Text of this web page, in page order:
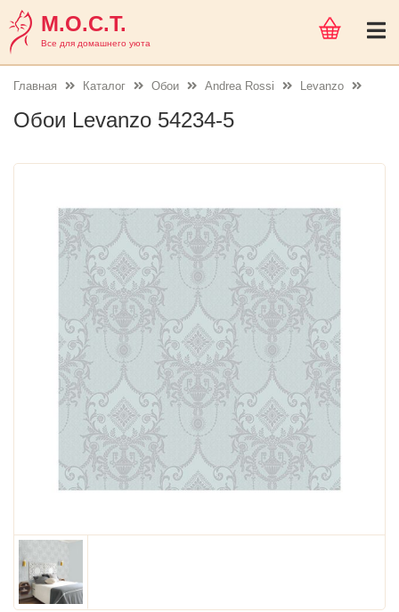
М.О.С.Т.
Все для домашнего уюта
Главная Каталог Обои Andrea Rossi Levanzo
Обои Levanzo 54234-5